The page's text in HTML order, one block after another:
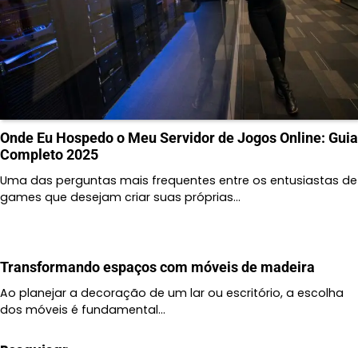
Onde Eu Hospedo o Meu Servidor de Jogos Online: Guia
Completo 2025
Uma das perguntas mais frequentes entre os entusiastas de
games que desejam criar suas próprias…
Transformando espaços com móveis de madeira
Ao planejar a decoração de um lar ou escritório, a escolha
dos móveis é fundamental…